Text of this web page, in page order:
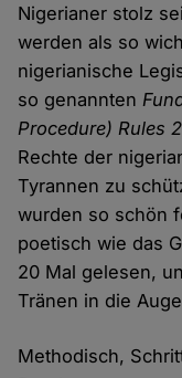
Nigerianer stolz
werden als so
nigerianische
so genannten
Procedure) Rules
Rechte der
Tyrannen zu
wurden so schön
poetisch wie das
20 Mal gelesen,
Tränen in die
Methodisch,